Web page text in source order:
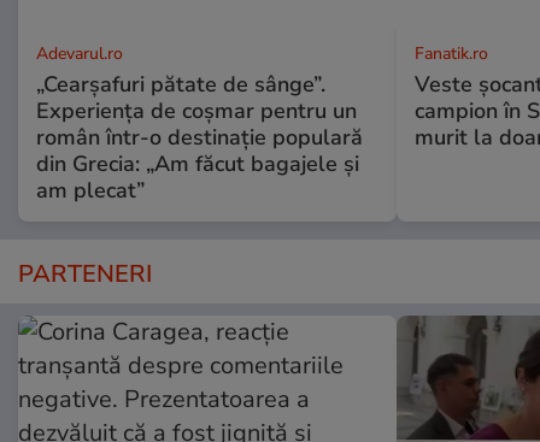
Adevarul.ro
„Cearșafuri pătate de sânge”.
Experiența de coșmar pentru un
român într-o destinație populară
din Grecia: „Am făcut bagajele și
am plecat”
Fanatik.ro
Veste
campion în
murit la
PARTENERI